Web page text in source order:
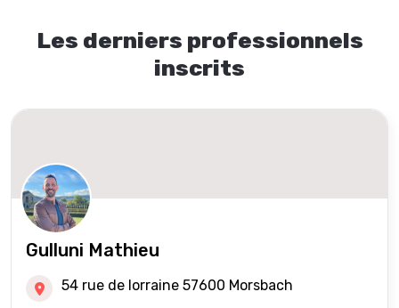
Les derniers professionnels
inscrits
Gulluni Mathieu
54 rue de lorraine 57600 Morsbach